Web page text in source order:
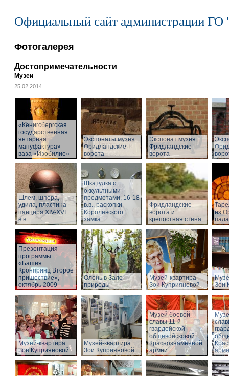
Официальный сайт администрации ГО
Фотогалерея
Достопримечательности
Музеи
25.02.2014
«Кёнигсбергская
государственная
янтарная
мануфактура» -
ваза «Изобилие»
Экспонаты музея
Фридландские
ворота
Экспонат музея
Фридландские
ворота
Шлем, шпора,
удила, пластина
панциря XIV-XVI
в.в.
Шкатулка с
оккультными
предметами, 16-18
в.в., раскопки
Королевского
замка
Фридландские
ворота и
крепостная стена
из
Презентация
программы
«Башня
Кронпринц Второе
пришествие»,
октябрь 2009
Олень в Зале
природы
Музей-квартира
Зои Куприяновой
Зои
Музей-квартира
Зои Куприяновой
Музей-квартира
Зои Куприяновой
Музей боевой
славы 11-й
гвардейской
общевойсковой
Краснознаменной
армии